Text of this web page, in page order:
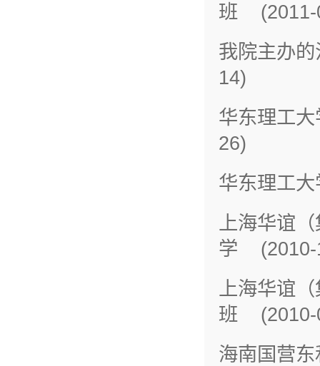
班 (2011-
我院主办
14)
华东理工
26)
华东理工
上海华谊
学 (2010-
上海华谊
班 (2010-
海南国营